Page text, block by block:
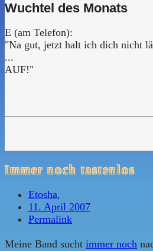
Wuchtel des Monats
E (am Telefon):
"Na gut, jetzt halt ich dich nicht
...
AUF!"
Immer noch tastenlos
Etosha,
11. April 2007
Permalink
Meine Band sucht immer noch